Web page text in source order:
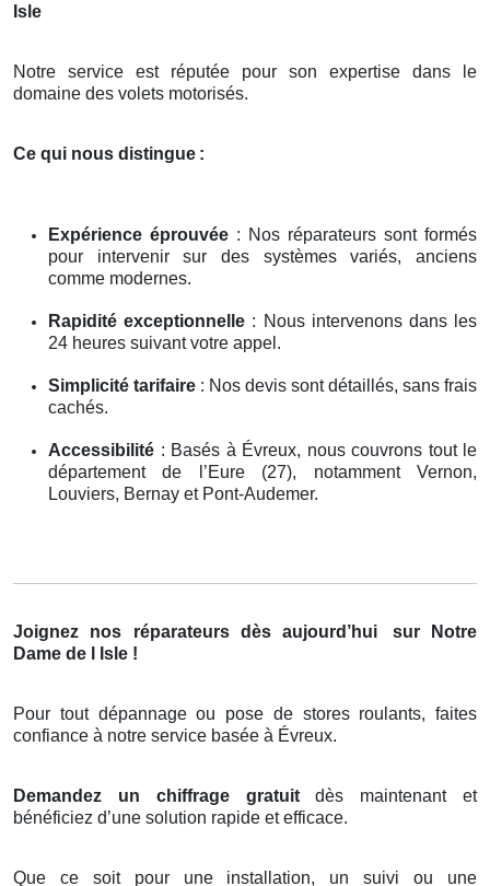
Isle
Notre service est réputée pour son expertise dans le
domaine des volets motorisés.
Ce qui nous distingue :
Expérience éprouvée : Nos réparateurs sont formés
pour intervenir sur des systèmes variés, anciens
comme modernes.
Rapidité exceptionnelle : Nous intervenons dans les
24 heures suivant votre appel.
Simplicité tarifaire : Nos devis sont détaillés, sans frais
cachés.
Accessibilité : Basés à Évreux, nous couvrons tout le
département de l’Eure (27), notamment Vernon,
Louviers, Bernay et Pont-Audemer.
Joignez nos réparateurs dès aujourd’hui
sur Notre
Dame de l Isle !
Pour tout dépannage ou pose de stores roulants, faites
confiance à notre service basée à Évreux.
Demandez un chiffrage gratuitdès maintenant et
bénéficiez d’une solution rapide et efficace.
Que ce soit pour une installation, un suivi ou une